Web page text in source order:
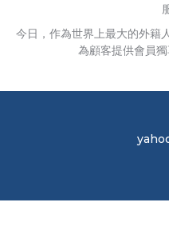
今日，作為世界上最大的外
為顧客提供會員獨